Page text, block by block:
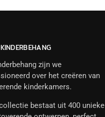
zijn we
over het creëren van
kinderkamers.
bestaat uit 400 unieke